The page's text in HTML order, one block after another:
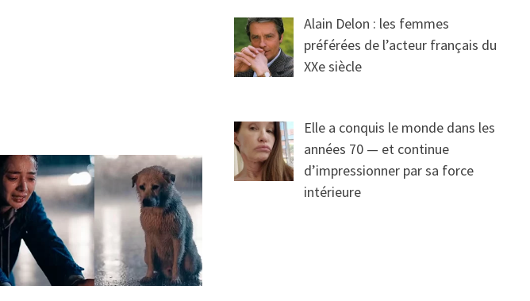
Alain Delon : les femmes
préférées de l’acteur français du
XXe siècle
Elle a conquis le monde dans les
années 70 — et continue
d’impressionner par sa force
intérieure